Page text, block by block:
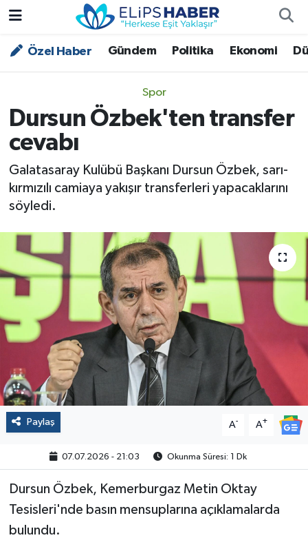
Özel Haber Gündem Politika Ekonomi
Spor
Dursun Özbek'ten transfer
cevabı
Galatasaray Kulübü Başkanı Dursun Özbek, sarı-
kırmızılı camiaya yakışır transferleri yapacaklarını
söyledi.
Paylaş A- A+
07.07.2026 - 21:03 Okunma Süresi: 1 Dk
Dursun Özbek, Kemerburgaz Metin Oktay
Tesisleri'nde basın mensuplarına açıklamalarda
bulundu.
Özel Haber
Asayiş
Çevre - İklim
Kültür - Sanat
Magazin
Politika
Sağlık
Spor
Çalışma Hayatı
Kadın
Nöbetçi Eczaneler
Trafik Durumu
Tüm Manşetler